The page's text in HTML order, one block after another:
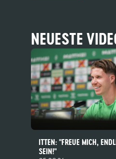
NEUESTE
ITTEN: "FREUE MICH,
SEIN!"